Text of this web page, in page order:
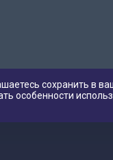
сохранить в
особенности